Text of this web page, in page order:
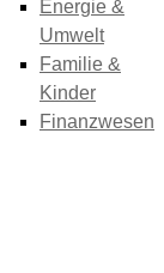
Energie &
Umwelt
Familie &
Kinder
Finanzwesen